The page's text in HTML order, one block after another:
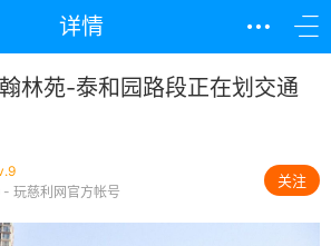
详情
林苑-泰和园路段正在划交通
玩慈利网官方帐号
关注